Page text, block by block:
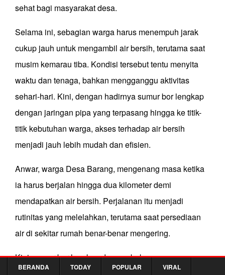
sehat bagi masyarakat desa.
Selama ini, sebagian warga harus menempuh jarak
cukup jauh untuk mengambil air bersih, terutama saat
musim kemarau tiba. Kondisi tersebut tentu menyita
waktu dan tenaga, bahkan mengganggu aktivitas
sehari-hari. Kini, dengan hadirnya sumur bor lengkap
dengan jaringan pipa yang terpasang hingga ke titik-
titik kebutuhan warga, akses terhadap air bersih
menjadi jauh lebih mudah dan efisien.
Anwar, warga Desa Barang, mengenang masa ketika
ia harus berjalan hingga dua kilometer demi
mendapatkan air bersih. Perjalanan itu menjadi
rutinitas yang melelahkan, terutama saat persediaan
air di sekitar rumah benar-benar mengering.
Kini, sumur bor lengkap dengan bak penampungan
BERANDA TODAY POPULAR VIRAL